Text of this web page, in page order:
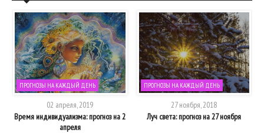
ПРОГНОЗЫ НА КАЖДЫЙ ДЕНЬ
02 апреля, 2019
Время индивидуализма: прогноз на 2
апреля
ПРОГНОЗЫ НА КАЖДЫЙ ДЕНЬ
27 ноября, 2018
Луч света: прогноз на 27 ноября